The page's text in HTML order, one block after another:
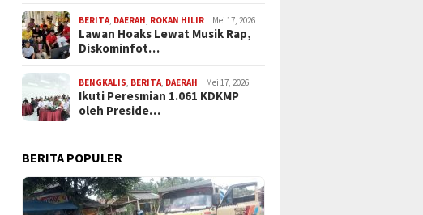
BERITA DAERAH ROKAN HILIR Mei 17, 2026
Lawan Hoaks Lewat Musik Rap,
Diskominfot…
BENGKALIS BERITA DAERAH Mei 17, 2026
Ikuti Peresmian 1.061 KDKMP
oleh Preside…
BERITA POPULER